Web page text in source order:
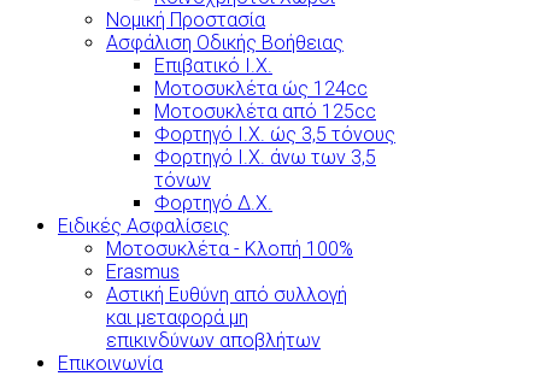
Νομική Προστασία
Ασφάλιση Οδικής Βοήθειας
Επιβατικό Ι.Χ.
Μοτοσυκλέτα ώς 124cc
Μοτοσυκλέτα από 125cc
Φορτηγό Ι.Χ. ώς 3,5 τόνους
Φορτηγό Ι.Χ. άνω των 3,5
τόνων
Φορτηγό Δ.Χ.
Ειδικές Ασφαλίσεις
Μοτοσυκλέτα - Κλοπή 100%
Erasmus
Αστική Ευθύνη από συλλογή
και μεταφορά μη
επικινδύνων αποβλήτων
Επικοινωνία